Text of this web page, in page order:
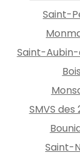
Saint-
Saint-
SMVS
Saint-